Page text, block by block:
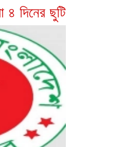
৪ দিনের ছুটি